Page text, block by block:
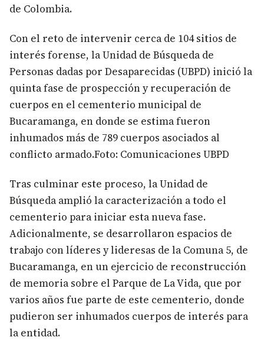
de Colombia.
Con el reto de intervenir cerca de 104 sitios de
interés forense, la Unidad de Búsqueda de
Personas dadas por Desaparecidas (UBPD) inició la
quinta fase de prospección y recuperación de
cuerpos en el cementerio municipal de
Bucaramanga, en donde se estima fueron
inhumados más de 789 cuerpos asociados al
conflicto armado.Foto: Comunicaciones UBPD
Tras culminar este proceso, la Unidad de
Búsqueda amplió la caracterización a todo el
cementerio para iniciar esta nueva fase.
Adicionalmente, se desarrollaron espacios de
trabajo con líderes y lideresas de la Comuna 5, de
Bucaramanga, en un ejercicio de reconstrucción
de memoria sobre el Parque de La Vida, que por
varios años fue parte de este cementerio, donde
pudieron ser inhumados cuerpos de interés para
la entidad.